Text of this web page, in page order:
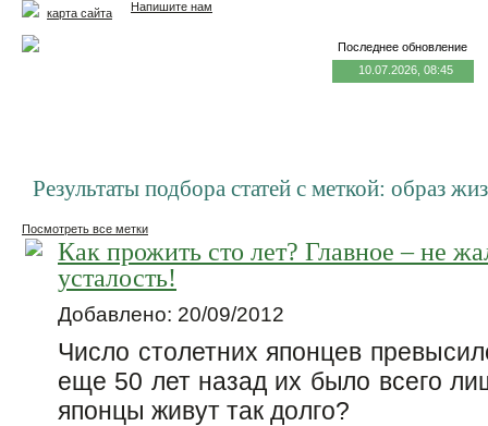
Напишите нам
карта сайта
Последнее обновление
10.07.2026, 08:45
Результаты подбора статей с меткой: образ
Посмотреть все метки
Как прожить сто лет? Главное – не
усталость!
Добавлено: 20/09/2012
Число столетних японцев
еще 50 лет назад их было всего
японцы живут так долго?